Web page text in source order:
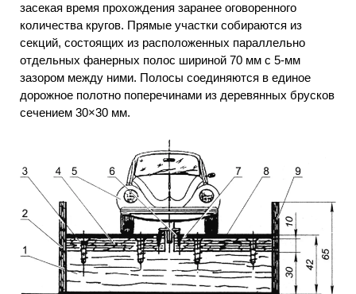
засекая время прохождения заранее оговоренного
количества кругов. Прямые участки собираются из
секций, состоящих из расположенных параллельно
отдельных фанерных полос шириной 70 мм с 5-мм
зазором между ними. Полосы соединяются в единое
дорожное полотно поперечинами из деревянных брусков
сечением 30×30 мм.